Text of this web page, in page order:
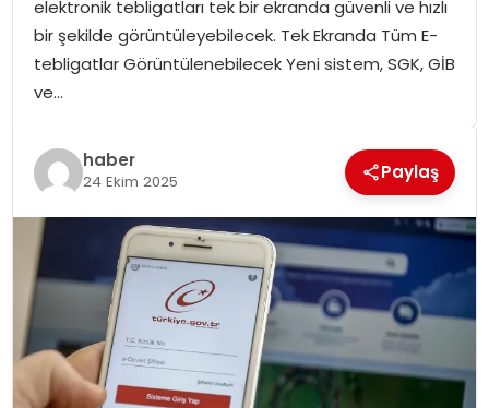
elektronik tebligatları tek bir ekranda güvenli ve hızlı
bir şekilde görüntüleyebilecek. Tek Ekranda Tüm E-
tebligatlar Görüntülenebilecek Yeni sistem, SGK, GİB
ve…
haber
24 Ekim 2025 Paylaş